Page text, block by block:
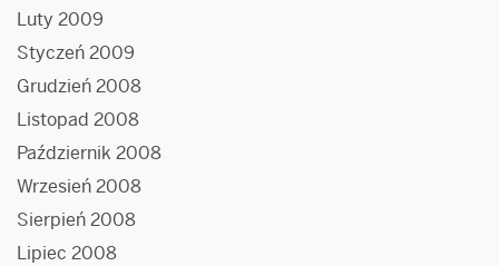
Luty 2009
Styczeń 2009
Grudzień 2008
Listopad 2008
Październik 2008
Wrzesień 2008
Sierpień 2008
Lipiec 2008